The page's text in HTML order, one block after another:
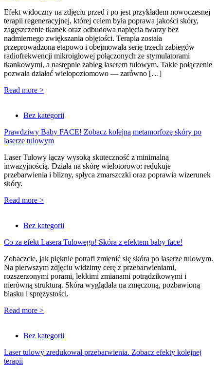
Efekt widoczny na zdjęciu przed i po jest przykładem nowoczesnej
terapii regeneracyjnej, której celem była poprawa jakości skóry,
zagęszczenie tkanek oraz odbudowa napięcia twarzy bez
nadmiernego zwiększania objętości. Terapia została
przeprowadzona etapowo i obejmowała serię trzech zabiegów
radiofrekwencji mikroigłowej połączonych ze stymulatorami
tkankowymi, a następnie zabieg laserem tulowym. Takie połączenie
pozwala działać wielopoziomowo — zarówno […]
Read more >
Bez kategorii
Prawdziwy Baby FACE! Zobacz kolejną metamorfozę skóry po
laserze tulowym
Laser Tulowy łączy wysoką skuteczność z minimalną
inwazyjnością. Działa na skórę wielotorowo: redukuje
przebarwienia i blizny, spłyca zmarszczki oraz poprawia wizerunek
skóry.
Read more >
Bez kategorii
Co za efekt Lasera Tulowego! Skóra z efektem baby face!
Zobaczcie, jak pięknie potrafi zmienić się skóra po laserze tulowym.
Na pierwszym zdjęciu widzimy cerę z przebarwieniami,
rozszerzonymi porami, lekkimi zmianami potrądzikowymi i
nierówną strukturą. Skóra wyglądała na zmęczoną, pozbawioną
blasku i sprężystości.
Read more >
Bez kategorii
Laser tulowy zredukował przebarwienia. Zobacz efekty kolejnej
terapii